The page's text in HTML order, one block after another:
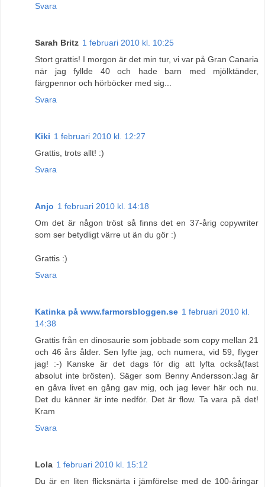
Svara
Sarah Britz 1 februari 2010 kl. 10:25
Stort grattis! I morgon är det min tur, vi var på Gran Canaria
när jag fyllde 40 och hade barn med mjölktänder,
färgpennor och hörböcker med sig...
Svara
Kiki 1 februari 2010 kl. 12:27
Grattis, trots allt! :)
Svara
Anjo 1 februari 2010 kl. 14:18
Om det är någon tröst så finns det en 37-årig copywriter
som ser betydligt värre ut än du gör :)
Grattis :)
Svara
Katinka på www.farmorsbloggen.se 1 februari 2010 kl.
14:38
Grattis från en dinosaurie som jobbade som copy mellan 21
och 46 års ålder. Sen lyfte jag, och numera, vid 59, flyger
jag! :-) Kanske är det dags för dig att lyfta också(fast
absolut inte brösten). Säger som Benny Andersson:Jag är
en gåva livet en gång gav mig, och jag lever här och nu.
Det du känner är inte nedför. Det är flow. Ta vara på det!
Kram
Svara
Lola 1 februari 2010 kl. 15:12
Du är en liten flicksnärta i jämförelse med de 100-åringar